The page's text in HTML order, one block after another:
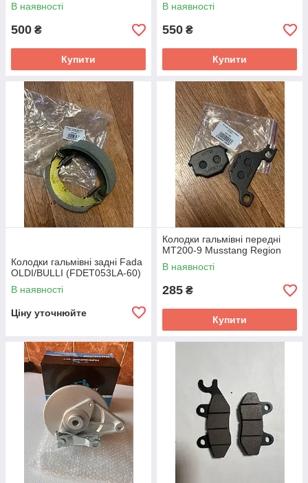
В наявності
500 ₴
Купити
В наявності
550 ₴
Купити
Колодки гальмівні задні Fada
OLDI/BULLI (FDET053LA-60)
В наявності
Ціну уточнюйте
Колодки гальмівні передні
MT200-9 Musstang Region
В наявності
285 ₴
Купити